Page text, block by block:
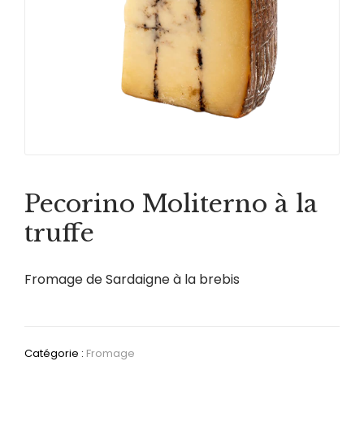
Pecorino Moliterno à la
truffe
Fromage de Sardaigne à la brebis
Catégorie : Fromage